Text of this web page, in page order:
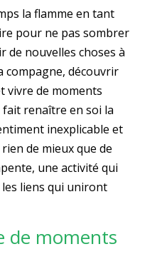
la flamme en tant
pour ne pas sombrer
de nouvelles choses à
compagne, découvrir
vivre de moments
renaître en soi la
inexplicable et
de mieux que de
une activité qui
liens qui uniront
de moments